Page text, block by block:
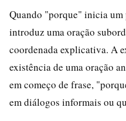
Quando "porque" inicia um
introduz uma oração
coordenada explicativa. A
existência de uma oração
em começo de frase,
em diálogos informais ou